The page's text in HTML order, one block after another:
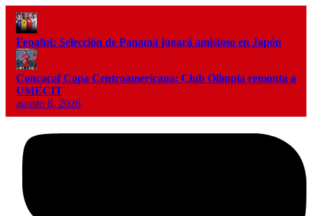
Fepafut: Selección de Panamá jugará amistoso en Japón
Concacaf Copa Centroamericana: Club Olimpia remonta a
UMECIT
agosto 8, 2026